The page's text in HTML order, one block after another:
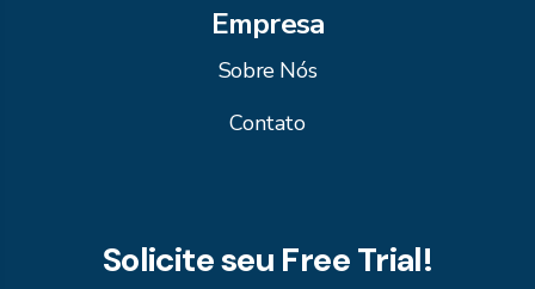
Empresa
Sobre Nós
Contato
Solicite seu Free Trial!